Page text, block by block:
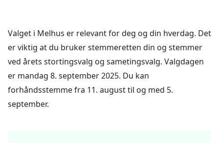
Valget i Melhus er relevant for deg og din hverdag. Det
er viktig at du bruker stemmeretten din og stemmer
ved årets stortingsvalg og sametingsvalg. Valgdagen
er mandag 8. september 2025. Du kan
forhåndsstemme fra 11. august til og med 5.
september.